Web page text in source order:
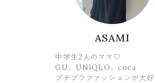
ASAMI
中学生2人のママ🤍
GU、UNIQLO、coca
プチプラファッションが大